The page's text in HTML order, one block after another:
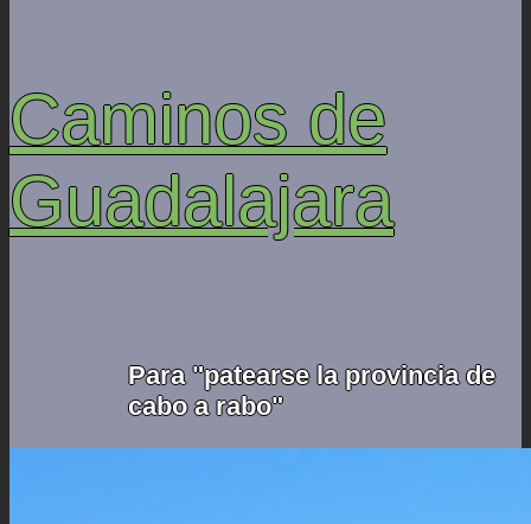
Caminos de
Guadalajara
Para "patearse la provincia de
cabo a rabo"